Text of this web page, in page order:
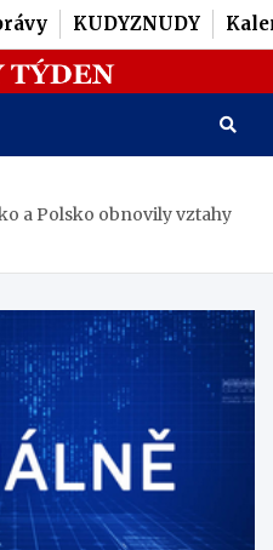
KUDYZNUDY
a Polsko obnovily vztahy